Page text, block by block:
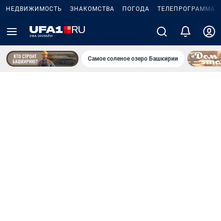
НЕДВИЖИМОСТЬ ЗНАКОМСТВА ПОГОДА ТЕЛЕПРОГРАММА
Самое соленое озеро Башкирии